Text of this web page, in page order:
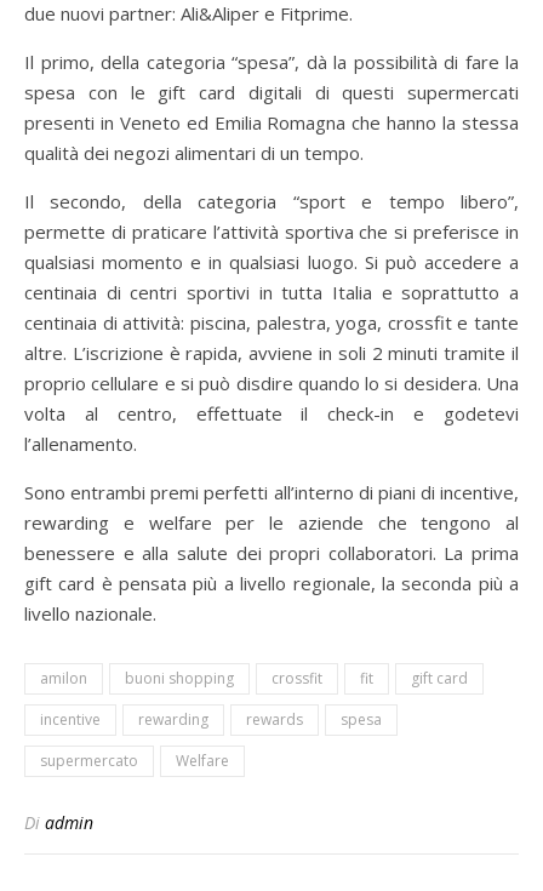
due nuovi partner: Ali&Aliper e Fitprime.
Il primo, della categoria “spesa”, dà la possibilità di fare la
spesa con le gift card digitali di questi supermercati
presenti in Veneto ed Emilia Romagna che hanno la stessa
qualità dei negozi alimentari di un tempo.
Il secondo, della categoria “sport e tempo libero”,
permette di praticare l’attività sportiva che si preferisce in
qualsiasi momento e in qualsiasi luogo. Si può accedere a
centinaia di centri sportivi in tutta Italia e soprattutto a
centinaia di attività: piscina, palestra, yoga, crossfit e tante
altre. L’iscrizione è rapida, avviene in soli 2 minuti tramite il
proprio cellulare e si può disdire quando lo si desidera. Una
volta al centro, effettuate il check-in e godetevi
l’allenamento.
Sono entrambi premi perfetti all’interno di piani di incentive,
rewarding e welfare per le aziende che tengono al
benessere e alla salute dei propri collaboratori. La prima
gift card è pensata più a livello regionale, la seconda più a
livello nazionale.
amilon buoni shopping crossfit fit
gift card
incentive
rewarding rewards
spesa
supermercato
Welfare
Di admin